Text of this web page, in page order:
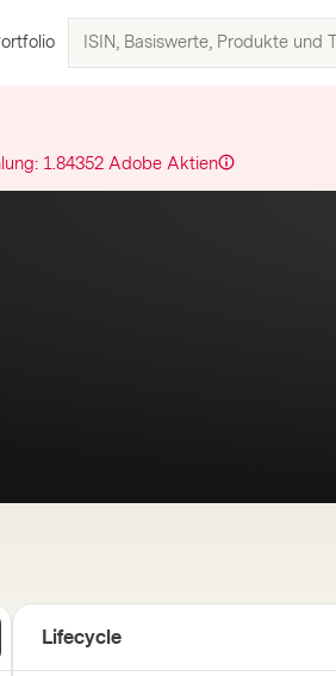
ISIN,
suchen
1.84352 Adobe Aktien
Lifecycle